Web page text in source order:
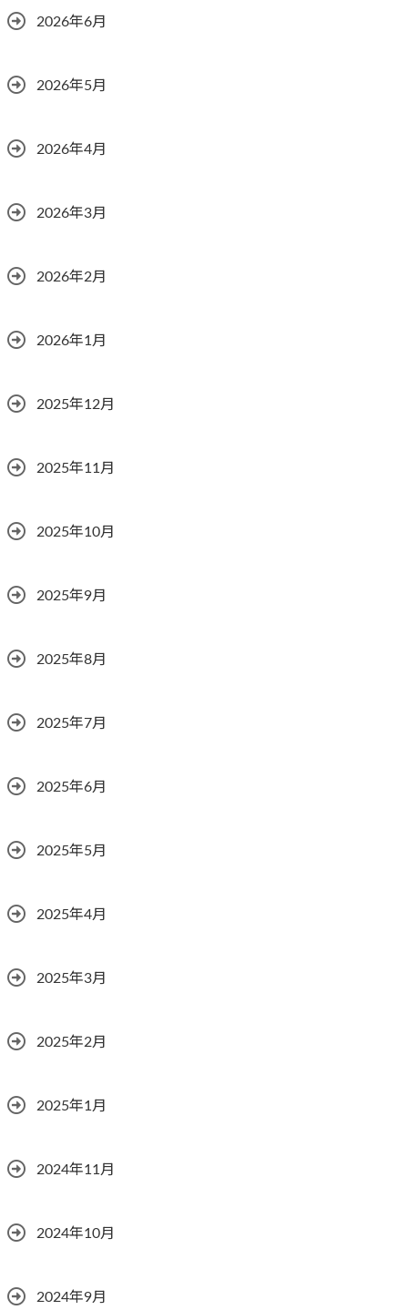
2026年6月
2026年5月
2026年4月
2026年3月
2026年2月
2026年1月
2025年12月
2025年11月
2025年10月
2025年9月
2025年8月
2025年7月
2025年6月
2025年5月
2025年4月
2025年3月
2025年2月
2025年1月
2024年11月
2024年10月
2024年9月